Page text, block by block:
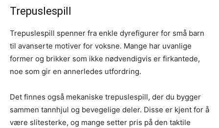
Trepuslespill
Trepuslespill spenner fra enkle dyrefigurer for små barn
til avanserte motiver for voksne. Mange har uvanlige
former og brikker som ikke nødvendigvis er firkantede,
noe som gir en annerledes utfordring.
Det finnes også mekaniske trepuslespill, der du bygger
sammen tannhjul og bevegelige deler. Disse er kjent for å
være slitesterke, og mange setter pris på den taktile